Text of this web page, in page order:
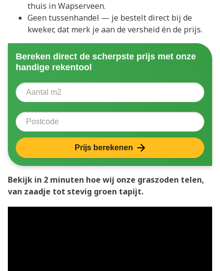
thuis in Wapserveen.
Geen tussenhandel — je bestelt direct bij de
kweker, dat merk je aan de versheid én de prijs.
Bereken direct de scherpste prijs met onze
handige rekentool
Aantal vierkante meter
Postcode
Prijs berekenen
Bekijk in 2 minuten hoe wij onze graszoden telen,
van zaadje tot stevig groen tapijt.